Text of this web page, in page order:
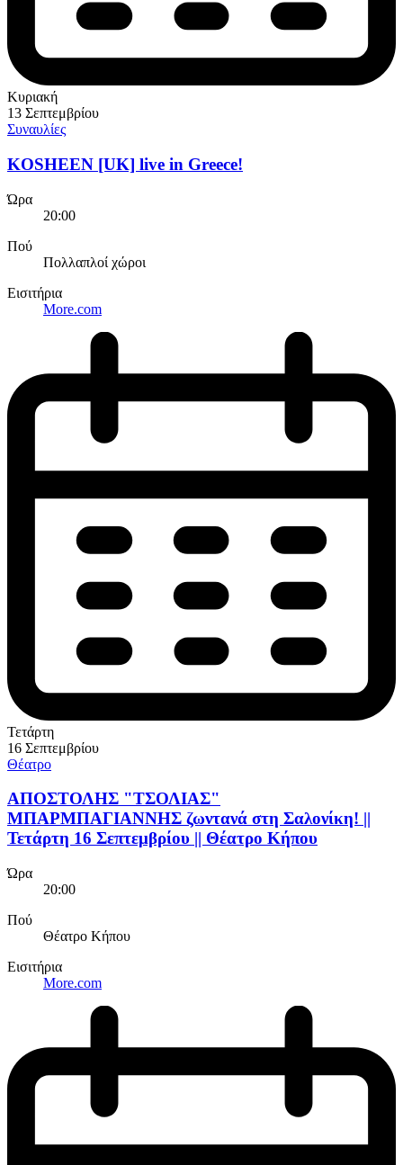
Κυριακή
13 Σεπτεμβρίου
Συναυλίες
KOSHEEN [UK] live in Greece!
Ώρα
20:00
Πού
Πολλαπλοί χώροι
Εισιτήρια
More.com
Τετάρτη
16 Σεπτεμβρίου
Θέατρο
ΑΠΟΣΤΟΛΗΣ "ΤΣΟΛΙΑΣ"
ΜΠΑΡΜΠΑΓΙΑΝΝΗΣ ζωντανά στη Σαλονίκη! ||
Τετάρτη 16 Σεπτεμβρίου || Θέατρο Κήπου
Ώρα
20:00
Πού
Θέατρο Κήπου
Εισιτήρια
More.com